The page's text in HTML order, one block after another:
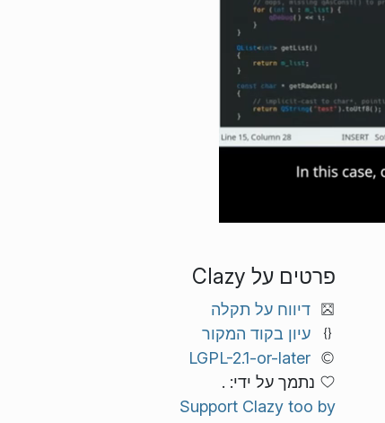
פרטים על Clazy
דיווח על תקלה
עיון בקוד המקור
LGPL-2.1-or-later
נתמך על ידי: .
Support Clazy too by